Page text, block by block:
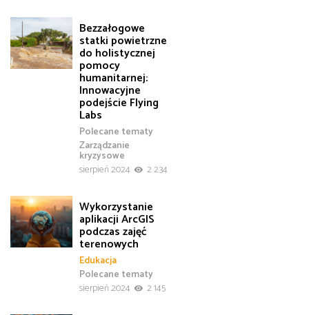
Bezzałogowe
statki powietrzne
do holistycznej
pomocy
humanitarnej:
Innowacyjne
podejście Flying
Labs
Polecane tematy
Zarządzanie
kryzysowe
sierpień 2024
2 234
Wykorzystanie
aplikacji ArcGIS
podczas zajęć
terenowych
Edukacja
Polecane tematy
sierpień 2024
2 145